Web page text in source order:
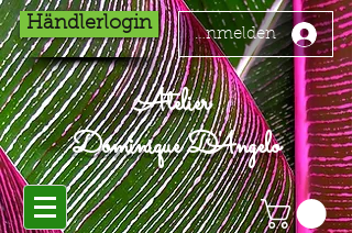
Händlerlogin
Anmelden
Atelier
Dominique D'Angelo